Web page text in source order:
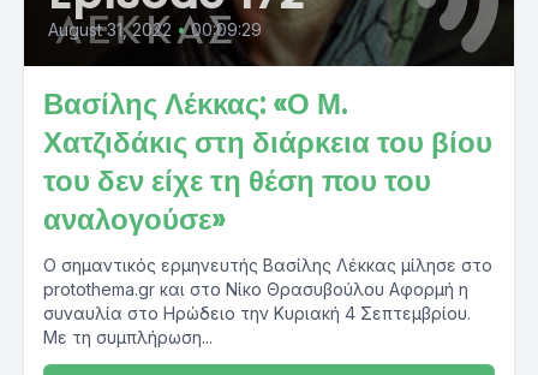
August 31, 2022 • 00:09:29
Βασίλης Λέκκας: «Ο Μ.
Χατζιδάκις στη διάρκεια του βίου
του δεν είχε τη θέση που του
αναλογούσε»
Ο σημαντικός ερμηνευτής Βασίλης Λέκκας μίλησε στο
protothema.gr και στο Νίκο Θρασυβούλου Αφορμή η
συναυλία στο Ηρώδειο την Κυριακή 4 Σεπτεμβρίου.
Με τη συμπλήρωση...